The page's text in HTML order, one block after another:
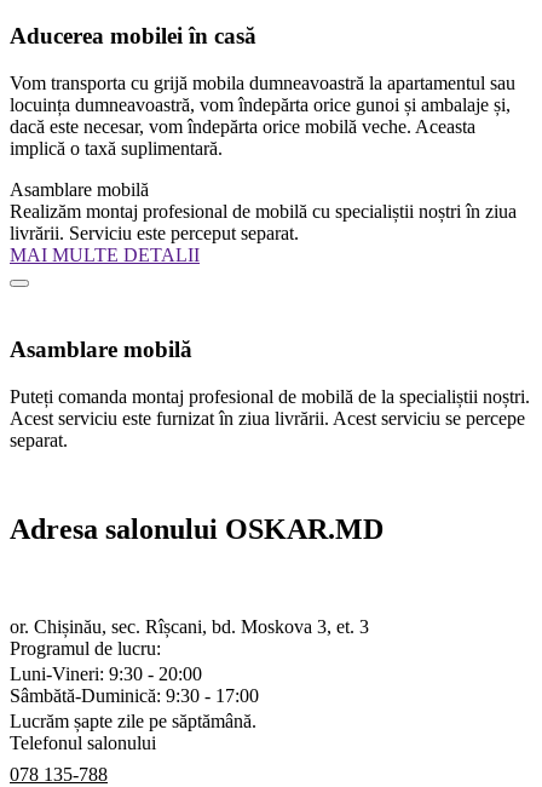
Aducerea mobilei în casă
Vom transporta cu grijă mobila dumneavoastră la apartamentul sau
locuința dumneavoastră, vom îndepărta orice gunoi și ambalaje și,
dacă este necesar, vom îndepărta orice mobilă veche. Aceasta
implică o taxă suplimentară.
Asamblare mobilă
Realizăm montaj profesional de mobilă cu specialiștii noștri în ziua
livrării. Serviciu este perceput separat.
MAI MULTE DETALII
Asamblare mobilă
Puteți comanda montaj profesional de mobilă de la specialiștii noștri.
Acest serviciu este furnizat în ziua livrării. Acest serviciu se percepe
separat.
Adresa salonului OSKAR.MD
or. Chișinău, sec. Rîșcani, bd. Moskova 3, et. 3
Programul de lucru:
Luni-Vineri: 9:30 - 20:00
Sâmbătă-Duminică: 9:30 - 17:00
Lucrăm șapte zile pe săptămână.
Telefonul salonului
078 135-788